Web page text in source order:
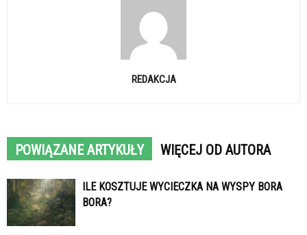
REDAKCJA
POWIĄZANE ARTYKUŁY WIĘCEJ OD AUTORA
ILE KOSZTUJE WYCIECZKA NA WYSPY BORA
BORA?